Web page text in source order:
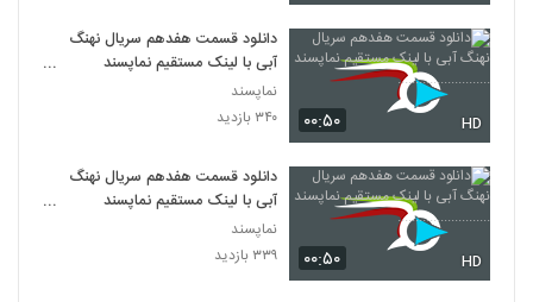
۰۰:۵۰ HD
دانلود قسمت هفدهم سریال نهنگ
آبی با لینک مستقیم نماپسند
..........................
نماپسند
۳۴۰ بازدید
۰۰:۵۰ HD
دانلود قسمت هفدهم سریال نهنگ
آبی با لینک مستقیم نماپسند
..........................
نماپسند
۳۳۹ بازدید